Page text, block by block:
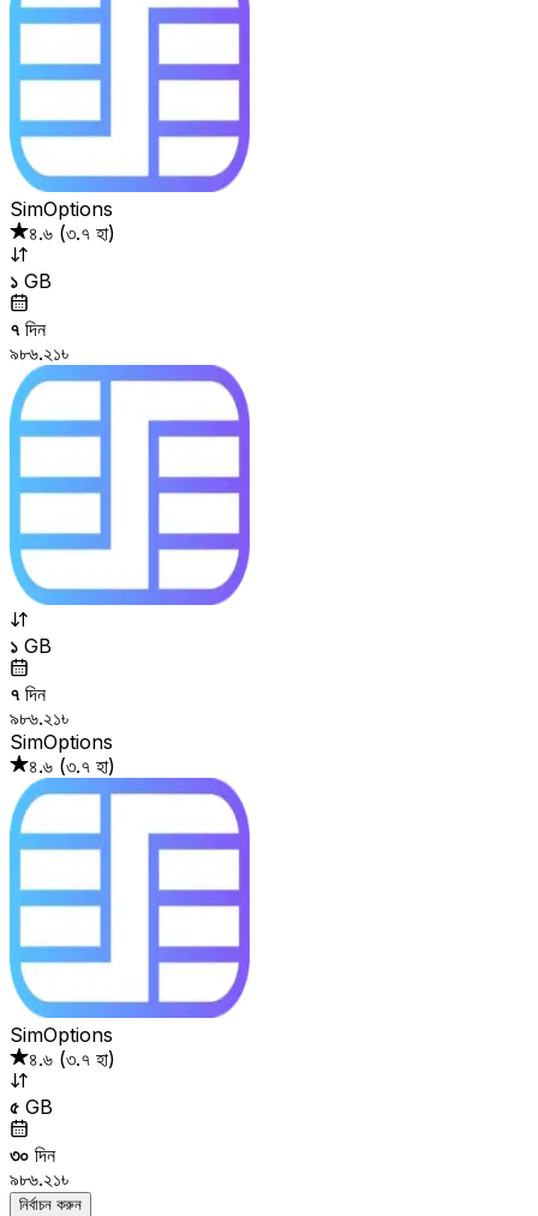
SimOptions
৪.৬ (৩.৭ হা)
১ GB
৭ দিন
৯৮৬.২১৳
১ GB
৭ দিন
৯৮৬.২১৳
SimOptions
৪.৬ (৩.৭ হা)
SimOptions
৪.৬ (৩.৭ হা)
৫ GB
৩০ দিন
৯৮৬.২১৳
নির্বাচন করুন